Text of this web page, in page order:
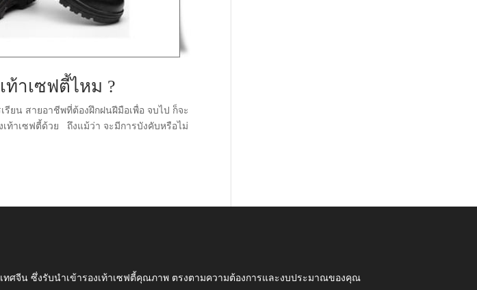
ท้าเซฟตี้ไหม ?
ยน สายอาชีพที่ต้องฝึกฝนฝีมือเพื่อ จบไป ก็จะ
ท้าเซฟตี้ด้วย ถึงแม้ว่า จะมีการบังคับหรือไม่
ทศจีน ซึ่งรับนำเข้ารองเท้าเซฟตี้คุณภาพ ตรงตามความต้องการและงบประมาณของคุณ